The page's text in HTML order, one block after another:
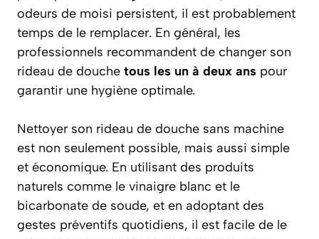
odeurs de moisi persistent, il est probablement
temps de le remplacer. En général, les
professionnels recommandent de changer son
rideau de douche tous les un à deux ans pour
garantir une hygiène optimale.
Nettoyer son rideau de douche sans machine
est non seulement possible, mais aussi simple
et économique. En utilisant des produits
naturels comme le vinaigre blanc et le
bicarbonate de soude, et en adoptant des
gestes préventifs quotidiens, il est facile de le